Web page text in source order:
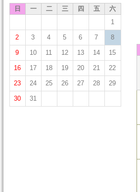
日 一 二 三 四 五
六
1
2 3 4 5 6 7 8
9 10 11 12 13 14 15
16 17 18 19 20 21 22
23 24 25 26 27 28 29
30 31